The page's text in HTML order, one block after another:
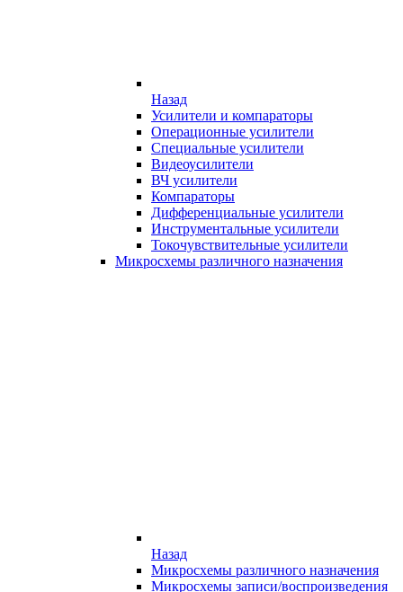
Назад
Усилители и компараторы
Операционные усилители
Специальные усилители
Видеоусилители
ВЧ усилители
Компараторы
Дифференциальные усилители
Инструментальные усилители
Токочувствительные усилители
Микросхемы различного назначения
Назад
Микросхемы различного назначения
Микросхемы записи/воспроизведения